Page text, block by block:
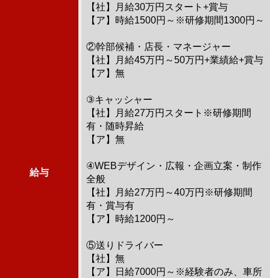
給与
【社】月給30万円スタート+賞与
【ア】時給1500円～※研修期間1300円～
②幹部候補・店長・マネージャー
【社】月給45万円～50万円+業績給+賞与
【ア】無
③キャッシャー
【社】月給27万円スタート※研修期間
有・随時昇給
【ア】無
④WEBデザイン・広報・企画立案・制作
全般
【社】月給27万円～40万円※研修期間
有・賞与有
【ア】時給1200円～
⑤送りドライバー
【社】無
【ア】日給7000円～※経験者のみ、車所